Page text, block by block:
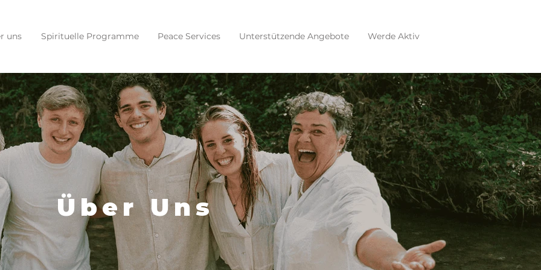
uns Spirituelle Programme Peace Services Unterstützende Angebote Werde Aktiv
Über Uns